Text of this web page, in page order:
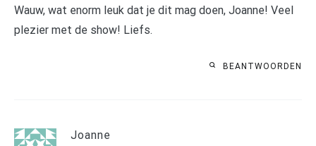
Wauw, wat enorm leuk dat je dit mag doen, Joanne! Veel
plezier met de show! Liefs.
BEANTWOORDEN
Joanne